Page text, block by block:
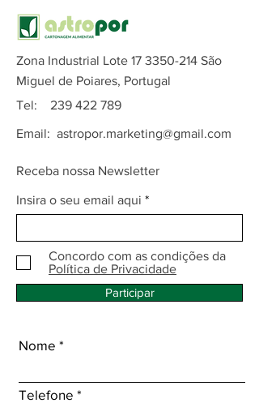
Zona Industrial Lote 17 3350-214 São
Miguel de Poiares, Portugal
Tel: 239 422 789
Email: astropor.marketing@gmail.com
Receba nossa Newsletter
Insira o seu email aqui
Concordo com as condições da
Política de Privacidade
Participar
Nome
Telefone